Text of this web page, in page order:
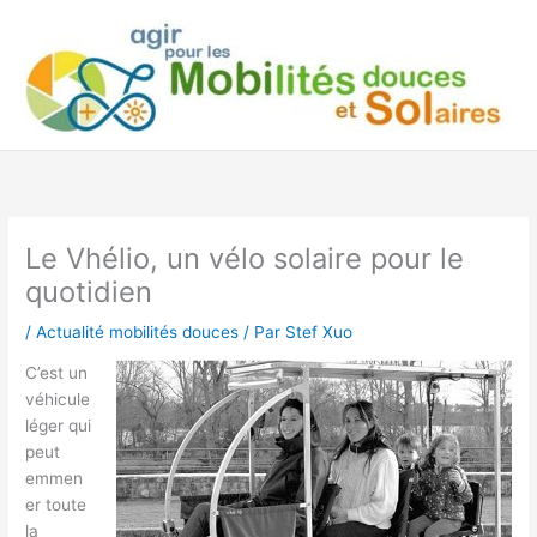
contenu
Le Vhélio, un vélo solaire pour le
quotidien
/Actualité mobilités douces / Par Stef Xuo
C’est un
véhicule
léger qui
peut
emmen
er toute
la